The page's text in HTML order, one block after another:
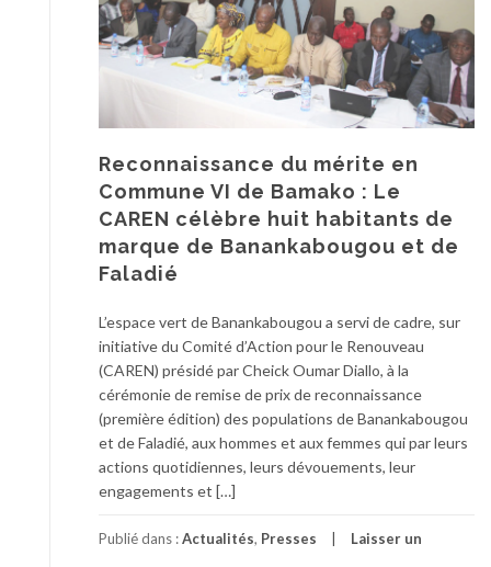
Reconnaissance du mérite en
Commune VI de Bamako : Le
CAREN célèbre huit habitants de
marque de Banankabougou et de
Faladié
L’espace vert de Banankabougou a servi de cadre, sur
initiative du Comité d’Action pour le Renouveau
(CAREN) présidé par Cheick Oumar Diallo, à la
cérémonie de remise de prix de reconnaissance
(première édition) des populations de Banankabougou
et de Faladié, aux hommes et aux femmes qui par leurs
actions quotidiennes, leurs dévouements, leur
engagements et […]
Publié dans :Actualités, Presses Laisser un